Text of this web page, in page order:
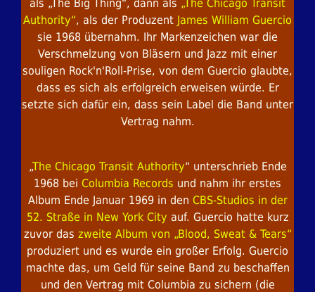
als „The Big Thing“, dann als „The Chicago Transit
Authority“, als der Produzent James William Guercio
sie 1968 übernahm. Ihr Markenzeichen war die
Verschmelzung von Bläsern und Jazz mit einer
souligen Rock'n'Roll-Prise, von dem Guercio glaubte,
dass es sich als erfolgreich erweisen würde. Er
setzte sich dafür ein, dass sein Label die Band unter
Vertrag nahm.
„The Chicago Transit Authority“ unterschrieb Ende
1968 bei Columbia Records und nahm ihr erstes
Album Ende Januar 1969 in den CBS-Studios in der
52. Straße in New York City auf. Guercio hatte kurz
zuvor das zweite Album von „Blood, Sweat & Tears“
produziert und es wurde ein großer Erfolg. Guercio
machte das, um Geld für seine Band zu beschaffen
und den Vertrag mit Columbia zu sichern (die